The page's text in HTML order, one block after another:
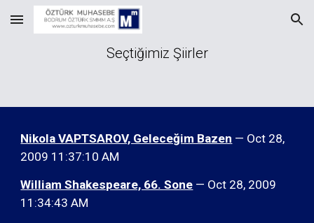
Skip to main content Skip to navigation
Seçtiğimiz Şiirler
Nikola VAPTSAROV, Geleceğim Bazen — Oct 28,
2009 11:37:10 AM
William Shakespeare, 66. Sone — Oct 28, 2009
11:34:43 AM